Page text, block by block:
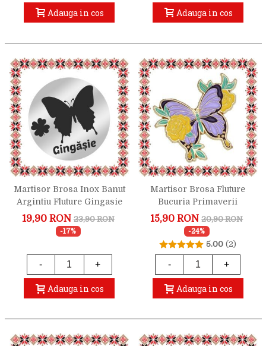
Adauga in cos Adauga in cos
Martisor Brosa Inox Banut
Argintiu Fluture Gingasie
19,90 RON 23,90 RON
-17%
- +
Adauga in cos
Martisor Brosa Fluture
Bucuria Primaverii
15,90 RON 20,90 RON
-24%
5.00 (2)
- +
Adauga in cos